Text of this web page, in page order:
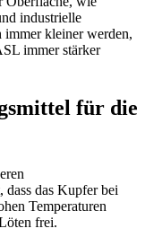
industrielle
immer kleiner werden,
immer stärker
für die
das Kupfer bei
Temperaturen
frei.